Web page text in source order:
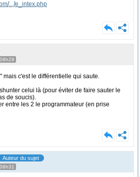
[...]e_intex.php
mais c'est le différentielle qui saute.
celui là (pour éviter de faire sauter le
de soucis).
entre les 2 le programmateur (en prise
Auteur du sujet